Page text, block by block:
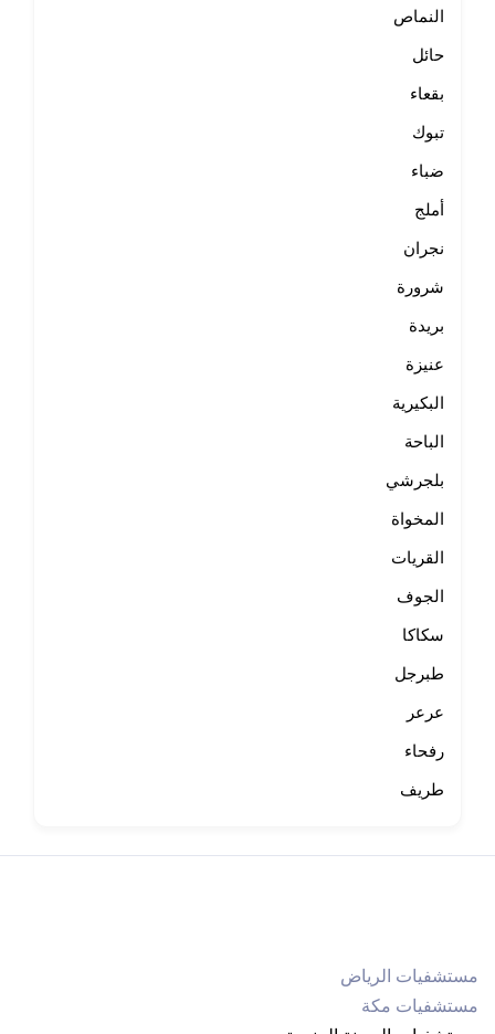
النماص
حائل
بقعاء
تبوك
ضباء
أملج
نجران
شرورة
بريدة
عنيزة
البكيرية
الباحة
بلجرشي
المخواة
القريات
الجوف
سكاكا
طبرجل
عرعر
رفحاء
طريف
مستشفيات الرياض
مستشفيات مكة